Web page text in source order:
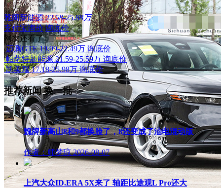
雅阁新能源 22.58-25.88万
支付宝询价 询底价
网友还看了
迈腾GTE 19.99-22.49万 询底价
帕萨特新能源 21.59-25.59万 询底价
凯美瑞 17.18-25.98万 询底价
推荐新闻换一批
魏牌新高山8和9都换脸了，8还变成了油电混动版
作者：师梦琼 2026-08-07
上汽大众ID.ERA 5X来了 轴距比途观L Pro还大